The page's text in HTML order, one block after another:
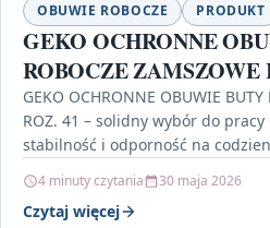
OBUWIE ROBOCZE PRODUKT
GEKO OCHRONNE
ROBOCZE ZAMSZOWE
GEKO OCHRONNE OBUWIE BUTY
ROZ. 41 – solidny wybór do
stabilność i odporność na
4 minuty czytania 30 maja 2026
Czytaj więcej